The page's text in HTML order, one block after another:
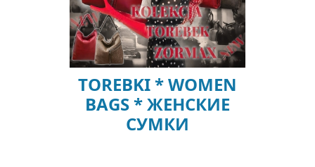
TOREBKI * WOMEN
BAGS * ЖЕНСКИЕ
СУМКИ